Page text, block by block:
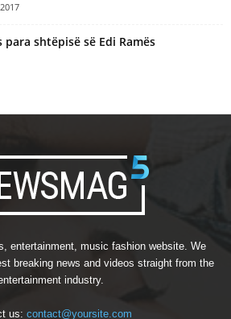
shtëpisë së Edi Ramës
entertainment, music fashion website. We
breaking news and videos straight from the
industry.
us: contact@yoursite.com